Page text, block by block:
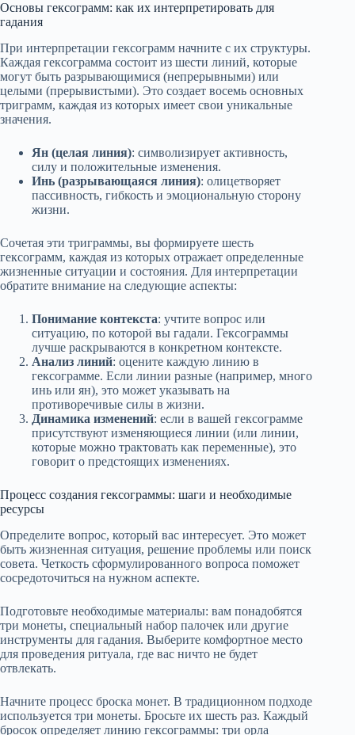
Основы гексограмм: как их интерпретировать для
гадания
При интерпретации гексограмм начните с их структуры.
Каждая гексограмма состоит из шести линий, которые
могут быть разрывающимися (непрерывными) или
целыми (прерывистыми). Это создает восемь основных
триграмм, каждая из которых имеет свои уникальные
значения.
Ян (целая линия): символизирует активность,
силу и положительные изменения.
Инь (разрывающаяся линия): олицетворяет
пассивность, гибкость и эмоциональную сторону
жизни.
Сочетая эти триграммы, вы формируете шесть
гексограмм, каждая из которых отражает определенные
жизненные ситуации и состояния. Для интерпретации
обратите внимание на следующие аспекты:
Понимание контекста: учтите вопрос или
ситуацию, по которой вы гадали. Гексограммы
лучше раскрываются в конкретном контексте.
Анализ линий: оцените каждую линию в
гексограмме. Если линии разные (например, много
инь или ян), это может указывать на
противоречивые силы в жизни.
Динамика изменений: если в вашей гексограмме
присутствуют изменяющиеся линии (или линии,
которые можно трактовать как переменные), это
говорит о предстоящих изменениях.
Процесс создания гексограммы: шаги и необходимые
ресурсы
Определите вопрос, который вас интересует. Это может
быть жизненная ситуация, решение проблемы или поиск
совета. Четкость сформулированного вопроса поможет
сосредоточиться на нужном аспекте.
Подготовьте необходимые материалы: вам понадобятся
три монеты, специальный набор палочек или другие
инструменты для гадания. Выберите комфортное место
для проведения ритуала, где вас ничто не будет
отвлекать.
Начните процесс броска монет. В традиционном подходе
используется три монеты. Бросьте их шесть раз. Каждый
бросок определяет линию гексограммы: три орла